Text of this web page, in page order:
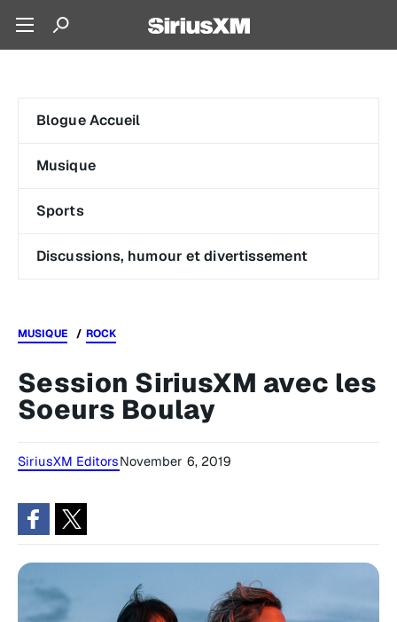
Blogue Accueil
Musique
Sports
Discussions, humour et divertissement
MUSIQUE ROCK
Session SiriusXM avec les
Soeurs Boulay
SiriusXM EditorsNovember 6, 2019